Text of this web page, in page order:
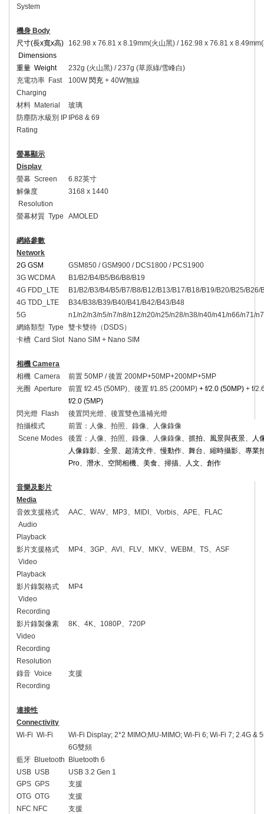
System
機身 Body
尺寸(長x寬x高)
Dimensions
162.98 x 76.81 x 8.19mm(火山黑) / 162.98 x 76.81 x 8.49mm(
重量 Weight 232g (火山黑) / 237g (草原綠/雪峰白)
充電功率 Fast
Charging
100W閃充 + 40W無線
材料 Material
玻璃
防塵防水級別 IP
Rating
IP68 & 69
螢幕顯示
Display
螢幕 Screen 6.82英寸
解像度
Resolution
3168 x 1440
螢幕材質 Type AMOLED
網絡參數
Network
2G GSM
GSM850 / GSM900 / DCS1800 / PCS1900
3G WCDMA
B1/B2/B4/B5/B6/B8/B19
4G FDD_LTE
B1/B2/B3/B4/B5/B7/B8/B12/B13/B17/B18/B19/B20/B25/B26/
4G TDD_LTE
B34/B38/B39/B40/B41/B42/B43/B48
5G
n1/n2/n3/n5/n7/n8/n12/n20/n25/n28/n38/n40/n41/n66/n71/
網絡類型 Type 雙卡雙待（ DSDS）
卡槽 Card Slot Nano SIM + Nano SIM
相機 Camera
相機 Camera 前置 50MP /後置200MP+50MP+200MP+5MP
光圈 Aperture 前置 f/2.45 (50MP) 、後置 f/1.85 (200MP)+ f/2.0 (50MP)+ f/
f/2.0 (5MP)
閃光燈 Flash
後置閃光燈、後置雙色溫補光燈
拍攝模式
Scene Modes
前置：人像、拍照、錄像、人像錄像
後置：人像、拍照、錄像、人像錄像
、抓拍、風景與夜景、人
人像錄影、全景、超清文件、慢動作、舞台、縮時攝影、專業
Pro 、潛水、空間相機、美食、掃描、人文、創作
音樂及影片
Media
音效支援格式
Audio
Playback
AAC 、WAV MP3 MIDI 、Vorbis 、APE FLAC
影片支援格式
Video
Playback
MP4 、3GP 、AVI FLV MKV 、WEBM 、TS 、ASF
影片錄製格式
Video
Recording
MP4
影片錄製像素
Video
Recording
Resolution
8K 、4K 1080P 、720P
錄音 Voice
Recording
支援
連接性
Connectivity
Wi-Fi Wi-Fi
Wi-Fi Display; 2*2 MIMO;MU-MIMO; Wi-Fi 6; Wi-Fi 7; 2.4G &
6G雙頻
藍牙 Bluetooth Bluetooth 6
USB USB
USB 3.2 Gen 1
GPS GPS
支援
OTG OTG
支援
NFC NFC
支援